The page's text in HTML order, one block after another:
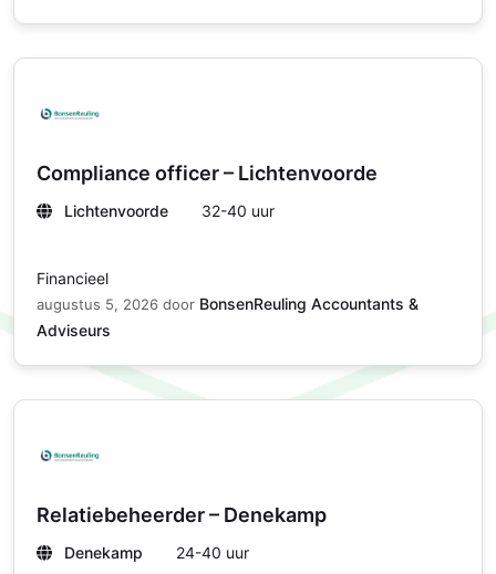
Compliance officer – Lichtenvoorde
Lichtenvoorde 32-40 uur
Financieel
augustus 5, 2026 door BonsenReuling Accountants &
Adviseurs
Relatiebeheerder – Denekamp
Denekamp 24-40 uur